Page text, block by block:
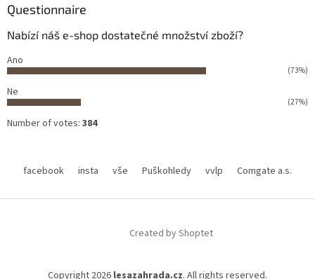
Questionnaire
Nabízí náš e-shop dostatečné množství zboží?
Ano
(73%)
Ne
(27%)
Number of votes: 384
facebook insta vše Puškohledy vvlp Comgate a.s.
Created by Shoptet
Copyright 2026 lesazahrada.cz. All rights reserved.